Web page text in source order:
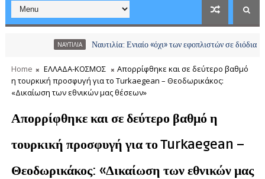
Ναυτιλία: Ενιαίο «όχι» των εφοπλιστών σε διόδια και
Home ΕΛΛΑΔΑ-ΚΟΣΜΟΣ
Απορρίφθηκε και σε δεύτερο βαθμό
η τουρκική προσφυγή για το Turkaegean – Θεοδωρικάκος:
«Δικαίωση των εθνικών μας θέσεων»
Απορρίφθηκε και σε δεύτερο βαθμό η
τουρκική προσφυγή για το Turkaegean –
Θεοδωρικάκος: «Δικαίωση των εθνικών μας